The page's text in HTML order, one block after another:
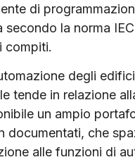
di
la norma
compiti.
degli
tende in relazione
un ampio
documentati, che
alle funzioni di